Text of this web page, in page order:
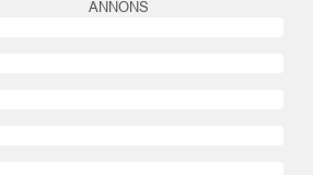
ANNONS